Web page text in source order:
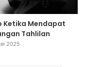
Ketika Mendapat
Tahlilan
2025